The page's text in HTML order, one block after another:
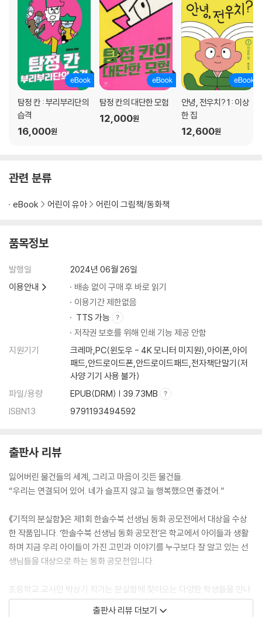
탐정 칸 : 부리부리단의
습격
16,000원
탐정 칸의 대단한 모험
12,000원
안녕, 전우치? 1 : 이상
한 집
12,600원
관련 분류
eBook 어린이 유아 어린이 그림책/동화책
품목정보
발행일
2024년 06월 26일
이용안내
배송 없이 구매 후 바로 읽기
이용기간 제한없음
TTS 가능
저작권 보호를 위해 인쇄 기능 제공 안함
지원기기
크레마,PC(윈도우 - 4K 모니터 미지원),아이폰,아이
패드,안드로이드폰,안드로이드패드,전자책단말기(저
사양 기기 사용 불가)
파일/용량
EPUB(DRM) | 39.73MB
ISBN13
9791193494592
출판사 리뷰
잃어버린 물건들의 세계, 그리고 마음이 깃든 물건들.
“우리는 연결되어 있어. 네가 슬프지 않고 늘 행복했으면 좋겠어.”
《기적의 분실함》은 제1회 한솔수북 선생님 동화 공모전에서 대상을 수상
한 작품입니다. ‘한솔수북 선생님 동화 공모전’은 학교에서 아이들과 생활
하며 지금 우리 아이들이 가진 고민과 이야기를 누구보다 잘 알고 있는 선
생님들을 대상으로 하는 동화 공모전입니다.
초등학교 교사인 박상기 작가는 분실함에 찾아오는 다양한 학생들을 만나
며 이 이야기를 구상하게 되었습니다. 울면서 분실함에 찾아온 아이, 찾는
출판사 리뷰 더보기